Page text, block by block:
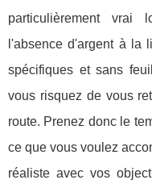
particulièrement vrai
l'absence d'argent à la
spécifiques et sans
vous risquez de vous
route. Prenez donc le
ce que vous voulez
réaliste avec vos